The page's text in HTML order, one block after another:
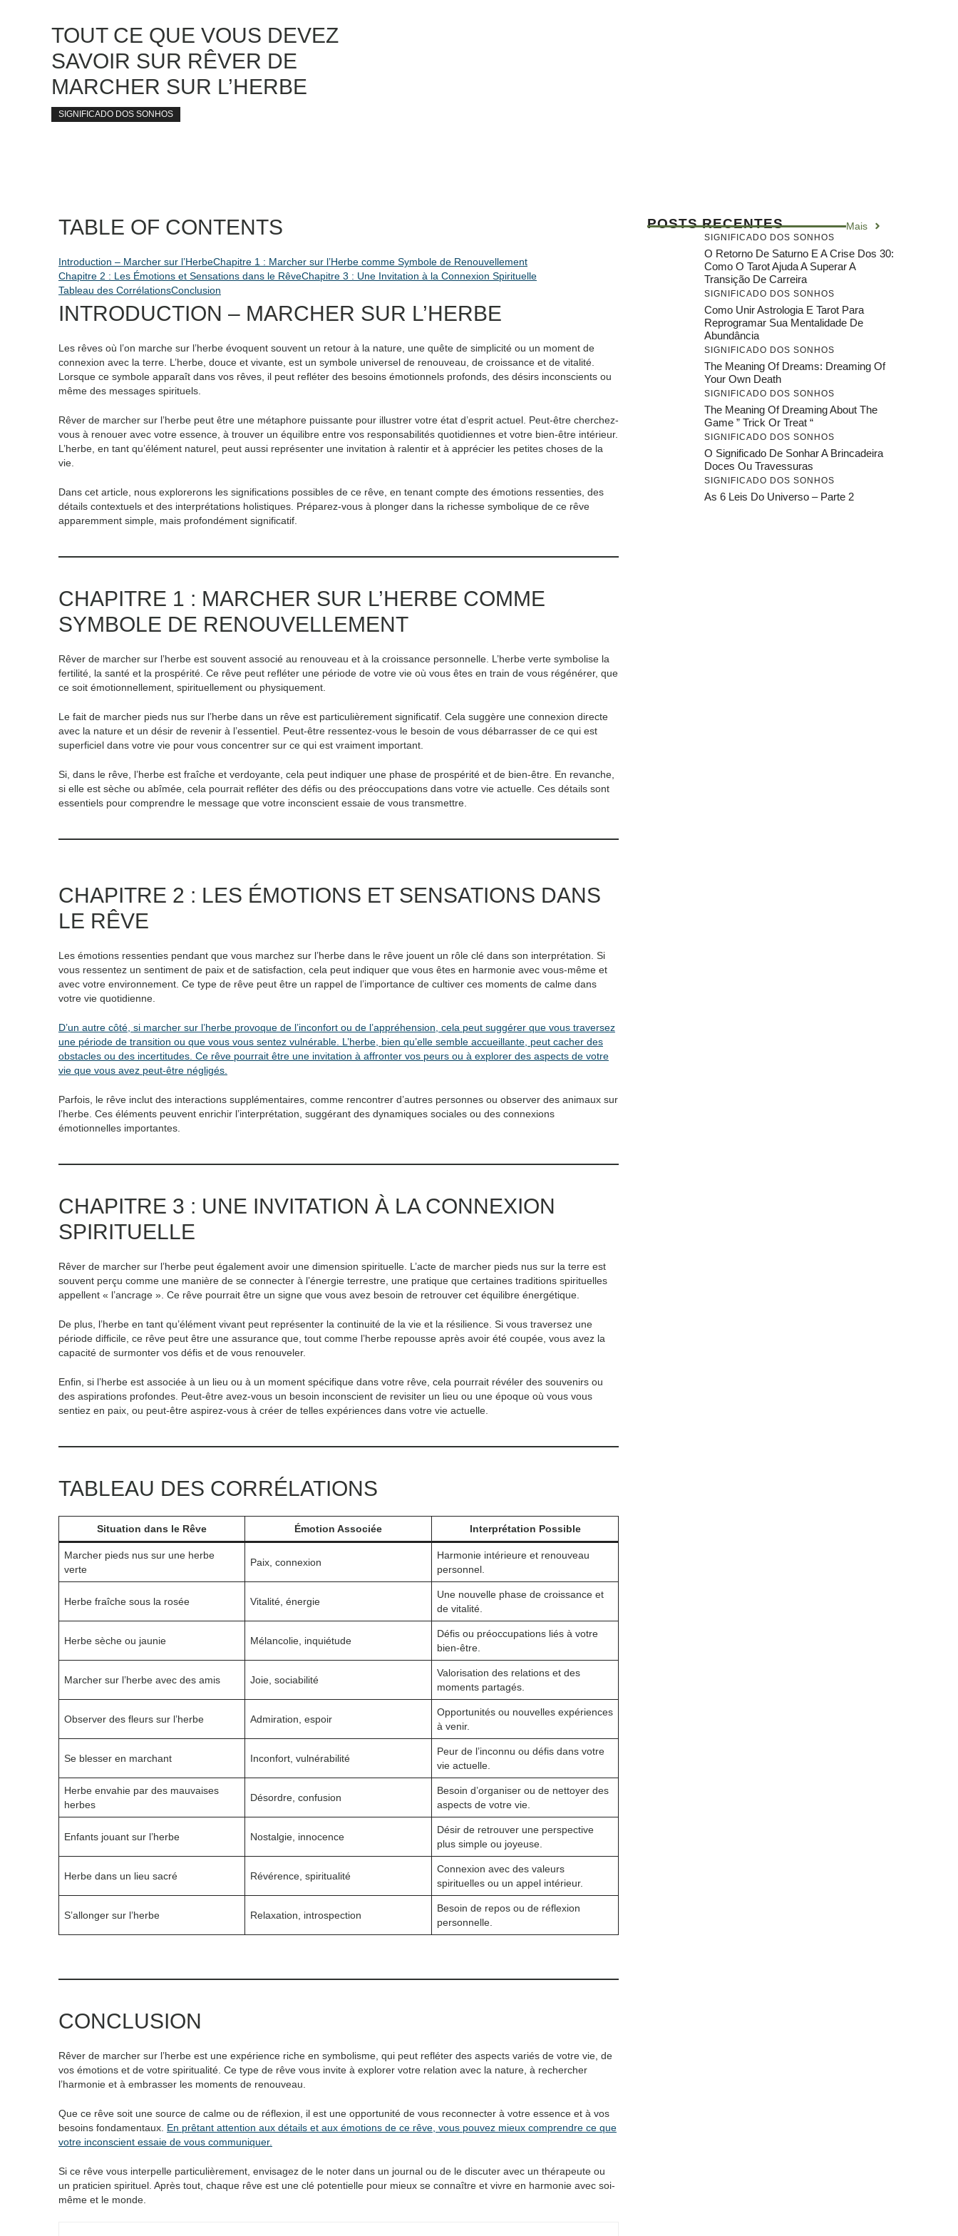
TOUT CE QUE VOUS DEVEZ
SAVOIR SUR RÊVER DE
MARCHER SUR L’HERBE
SIGNIFICADO DOS SONHOS
TABLE OF CONTENTS
Introduction – Marcher sur l’HerbeChapitre 1 : Marcher sur l’Herbe comme Symbole de Renouvellement
Chapitre 2 : Les Émotions et Sensations dans le RêveChapitre 3 : Une Invitation à la Connexion Spirituelle
Tableau des CorrélationsConclusion
INTRODUCTION – MARCHER SUR L’HERBE
Les rêves où l’on marche sur l’herbe évoquent souvent un retour à la nature, une quête de simplicité ou un moment de
connexion avec la terre. L’herbe, douce et vivante, est un symbole universel de renouveau, de croissance et de vitalité.
Lorsque ce symbole apparaît dans vos rêves, il peut refléter des besoins émotionnels profonds, des désirs inconscients ou
même des messages spirituels.
Rêver de marcher sur l’herbe peut être une métaphore puissante pour illustrer votre état d’esprit actuel. Peut-être cherchez-
vous à renouer avec votre essence, à trouver un équilibre entre vos responsabilités quotidiennes et votre bien-être intérieur.
L’herbe, en tant qu’élément naturel, peut aussi représenter une invitation à ralentir et à apprécier les petites choses de la
vie.
Dans cet article, nous explorerons les significations possibles de ce rêve, en tenant compte des émotions ressenties, des
détails contextuels et des interprétations holistiques. Préparez-vous à plonger dans la richesse symbolique de ce rêve
apparemment simple, mais profondément significatif.
CHAPITRE 1 : MARCHER SUR L’HERBE COMME
SYMBOLE DE RENOUVELLEMENT
Rêver de marcher sur l’herbe est souvent associé au renouveau et à la croissance personnelle. L’herbe verte symbolise la
fertilité, la santé et la prospérité. Ce rêve peut refléter une période de votre vie où vous êtes en train de vous régénérer, que
ce soit émotionnellement, spirituellement ou physiquement.
Le fait de marcher pieds nus sur l’herbe dans un rêve est particulièrement significatif. Cela suggère une connexion directe
avec la nature et un désir de revenir à l’essentiel. Peut-être ressentez-vous le besoin de vous débarrasser de ce qui est
superficiel dans votre vie pour vous concentrer sur ce qui est vraiment important.
Si, dans le rêve, l’herbe est fraîche et verdoyante, cela peut indiquer une phase de prospérité et de bien-être. En revanche,
si elle est sèche ou abîmée, cela pourrait refléter des défis ou des préoccupations dans votre vie actuelle. Ces détails sont
essentiels pour comprendre le message que votre inconscient essaie de vous transmettre.
CHAPITRE 2 : LES ÉMOTIONS ET SENSATIONS DANS
LE RÊVE
Les émotions ressenties pendant que vous marchez sur l’herbe dans le rêve jouent un rôle clé dans son interprétation. Si
vous ressentez un sentiment de paix et de satisfaction, cela peut indiquer que vous êtes en harmonie avec vous-même et
avec votre environnement. Ce type de rêve peut être un rappel de l’importance de cultiver ces moments de calme dans
votre vie quotidienne.
D’un autre côté, si marcher sur l’herbe provoque de l’inconfort ou de l’appréhension, cela peut suggérer que vous traversez
une période de transition ou que vous vous sentez vulnérable. L’herbe, bien qu’elle semble accueillante, peut cacher des
obstacles ou des incertitudes. Ce rêve pourrait être une invitation à affronter vos peurs ou à explorer des aspects de votre
vie que vous avez peut-être négligés.
Parfois, le rêve inclut des interactions supplémentaires, comme rencontrer d’autres personnes ou observer des animaux sur
l’herbe. Ces éléments peuvent enrichir l’interprétation, suggérant des dynamiques sociales ou des connexions
émotionnelles importantes.
CHAPITRE 3 : UNE INVITATION À LA CONNEXION
SPIRITUELLE
Rêver de marcher sur l’herbe peut également avoir une dimension spirituelle. L’acte de marcher pieds nus sur la terre est
souvent perçu comme une manière de se connecter à l’énergie terrestre, une pratique que certaines traditions spirituelles
appellent « l’ancrage ». Ce rêve pourrait être un signe que vous avez besoin de retrouver cet équilibre énergétique.
De plus, l’herbe en tant qu’élément vivant peut représenter la continuité de la vie et la résilience. Si vous traversez une
période difficile, ce rêve peut être une assurance que, tout comme l’herbe repousse après avoir été coupée, vous avez la
capacité de surmonter vos défis et de vous renouveler.
Enfin, si l’herbe est associée à un lieu ou à un moment spécifique dans votre rêve, cela pourrait révéler des souvenirs ou
des aspirations profondes. Peut-être avez-vous un besoin inconscient de revisiter un lieu ou une époque où vous vous
sentiez en paix, ou peut-être aspirez-vous à créer de telles expériences dans votre vie actuelle.
TABLEAU DES CORRÉLATIONS
Situation dans le Rêve Émotion Associée Interprétation Possible
Marcher pieds nus sur une herbe
verte
Paix, connexion
Harmonie intérieure et renouveau
personnel.
Herbe fraîche sous la rosée Vitalité, énergie
Une nouvelle phase de croissance et
de vitalité.
Herbe sèche ou jaunie Mélancolie, inquiétude
Défis ou préoccupations liés à votre
bien-être.
Marcher sur l’herbe avec des amis Joie, sociabilité
Valorisation des relations et des
moments partagés.
Observer des fleurs sur l’herbe Admiration, espoir
Opportunités ou nouvelles expériences
à venir.
Se blesser en marchant Inconfort, vulnérabilité
Peur de l’inconnu ou défis dans votre
vie actuelle.
Herbe envahie par des mauvaises
herbes
Désordre, confusion
Besoin d’organiser ou de nettoyer des
aspects de votre vie.
Enfants jouant sur l’herbe Nostalgie, innocence
Désir de retrouver une perspective
plus simple ou joyeuse.
Herbe dans un lieu sacré Révérence, spiritualité
Connexion avec des valeurs
spirituelles ou un appel intérieur.
S’allonger sur l’herbe Relaxation, introspection
Besoin de repos ou de réflexion
personnelle.
CONCLUSION
Rêver de marcher sur l’herbe est une expérience riche en symbolisme, qui peut refléter des aspects variés de votre vie, de
vos émotions et de votre spiritualité. Ce type de rêve vous invite à explorer votre relation avec la nature, à rechercher
l’harmonie et à embrasser les moments de renouveau.
Que ce rêve soit une source de calme ou de réflexion, il est une opportunité de vous reconnecter à votre essence et à vos
besoins fondamentaux. En prêtant attention aux détails et aux émotions de ce rêve, vous pouvez mieux comprendre ce que
votre inconscient essaie de vous communiquer.
Si ce rêve vous interpelle particulièrement, envisagez de le noter dans un journal ou de le discuter avec un thérapeute ou
un praticien spirituel. Après tout, chaque rêve est une clé potentielle pour mieux se connaître et vivre en harmonie avec soi-
même et le monde.
POSTS RECENTES Mais
SIGNIFICADO DOS SONHOS
O Retorno De Saturno E A Crise Dos 30:
Como O Tarot Ajuda A Superar A
Transição De Carreira
SIGNIFICADO DOS SONHOS
Como Unir Astrologia E Tarot Para
Reprogramar Sua Mentalidade De
Abundância
SIGNIFICADO DOS SONHOS
The Meaning Of Dreams: Dreaming Of
Your Own Death
SIGNIFICADO DOS SONHOS
The Meaning Of Dreaming About The
Game ” Trick Or Treat “
SIGNIFICADO DOS SONHOS
O Significado De Sonhar A Brincadeira
Doces Ou Travessuras
SIGNIFICADO DOS SONHOS
As 6 Leis Do Universo – Parte 2